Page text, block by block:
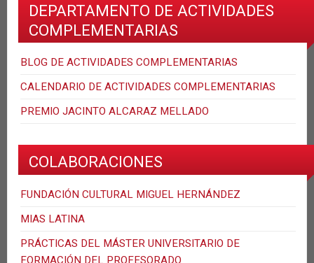
DEPARTAMENTO DE ACTIVIDADES
COMPLEMENTARIAS
BLOG DE ACTIVIDADES COMPLEMENTARIAS
CALENDARIO DE ACTIVIDADES COMPLEMENTARIAS
PREMIO JACINTO ALCARAZ MELLADO
COLABORACIONES
FUNDACIÓN CULTURAL MIGUEL HERNÁNDEZ
MIAS LATINA
PRÁCTICAS DEL MÁSTER UNIVERSITARIO DE
FORMACIÓN DEL PROFESORADO